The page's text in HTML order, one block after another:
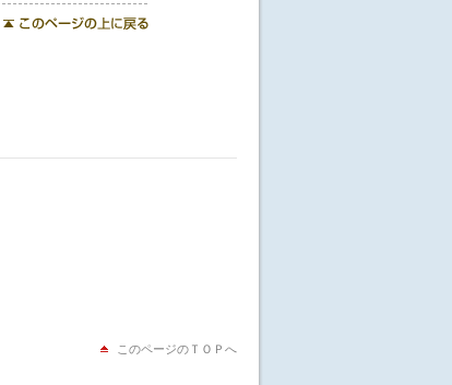
このページのＴＯＰへ